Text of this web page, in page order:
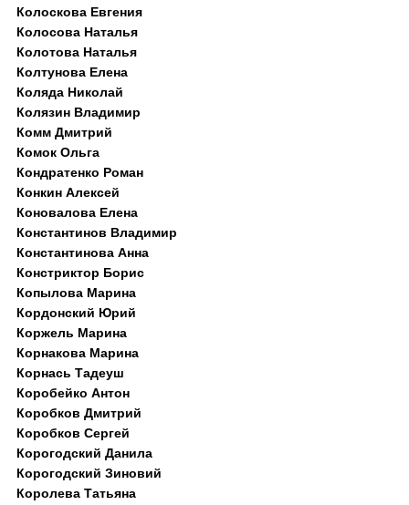
Колоскова Евгения
Колосова Наталья
Колотова Наталья
Колтунова Елена
Коляда Николай
Колязин Владимир
Комм Дмитрий
Комок Ольга
Кондратенко Роман
Конкин Алексей
Коновалова Елена
Константинов Владимир
Константинова Анна
Констриктор Борис
Копылова Марина
Кордонский Юрий
Коржель Марина
Корнакова Марина
Корнась Тадеуш
Коробейко Антон
Коробков Дмитрий
Коробков Сергей
Корогодский Данила
Корогодский Зиновий
Королева Татьяна